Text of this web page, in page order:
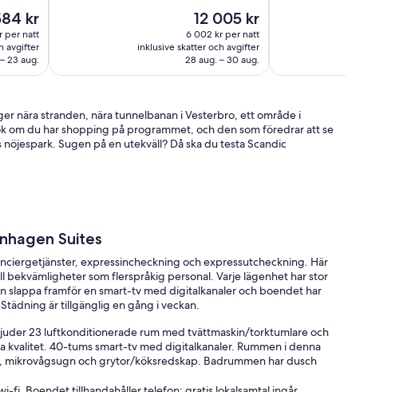
kr
kr
per natt
avgifter
23 aug.
Priset
är
12 005 kr
12 005 kr
6 002 kr per natt
inklusive skatter och avgifter
28 aug. – 30 aug.
nära stranden, nära tunnelbanan i Vesterbro, ett område i
om du har shopping på programmet, och den som föredrar att se
Sugen på en utekväll? Då ska du testa Scandic
Suites
expressincheckning och expressutcheckning. Här
som flerspråkig personal. Varje lägenhet har stor
slappa framför en smart-tv med digitalkanaler och boendet har
är tillgänglig en gång i veckan.
23 luftkonditionerade rum med tvättmaskin/torktumlare och
kvalitet. 40-tums smart-tv med digitalkanaler. Rummen i denna
och grytor/köksredskap. Badrummen har dusch
fi. Boendet tillhandahåller telefon; gratis lokalsamtal ingår